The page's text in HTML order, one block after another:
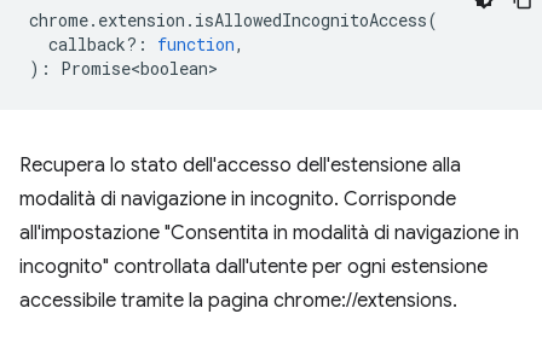
chrome. extension . isAllowedIncognitoAccess(
callback? : function,
) : Promise<boolean>
Recupera lo stato dell'accesso dell'estensione alla
modalità di navigazione in incognito. Corrisponde
all'impostazione "Consentita in modalità di navigazione in
incognito" controllata dall'utente per ogni estensione
accessibile tramite la pagina chrome://extensions.